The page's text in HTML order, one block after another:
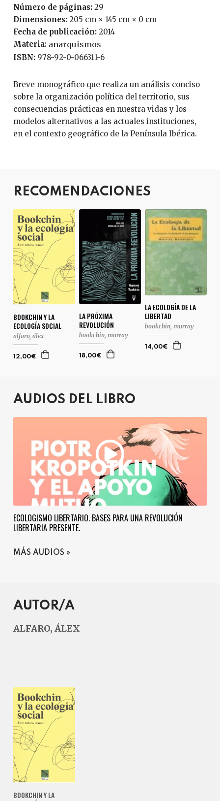
Número de páginas:
29
Dimensiones: 205 cm × 145 cm × 0 cm
Fecha de publicación:
2014
Materia: anarquismos
ISBN: 978-92-0-066311-6
Breve monográfico que realiza un análisis conciso
sobre la organización política del territorio, sus
consecuencias prácticas en nuestra vidas y los
modelos alternativos a las actuales instituciones,
en el contexto geográfico de la Península Ibérica.
RECOMENDACIONES
BOOKCHIN Y LA
ECOLOGÍA SOCIAL
alfaro, álex
12,00€
LA PRÓXIMA
REVOLUCIÓN
bookchin, murray
18,00€
LA ECOLOGÍA DE LA
LIBERTAD
bookchin, murray
14,00€
AUDIOS DEL LIBRO
ECOLOGISMO LIBERTARIO. BASES PARA UNA REVOLUCIÓN
LIBERTARIA PRESENTE.
MÁS AUDIOS
AUTOR/A
ALFARO, ÁLEX
BOOKCHIN Y LA